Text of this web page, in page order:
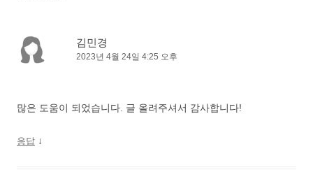
김민경
2023년 4월 24일 4:25 오후
많은 도움이 되었습니다. 글 올려주셔서 감사합니다!
응답 ↓